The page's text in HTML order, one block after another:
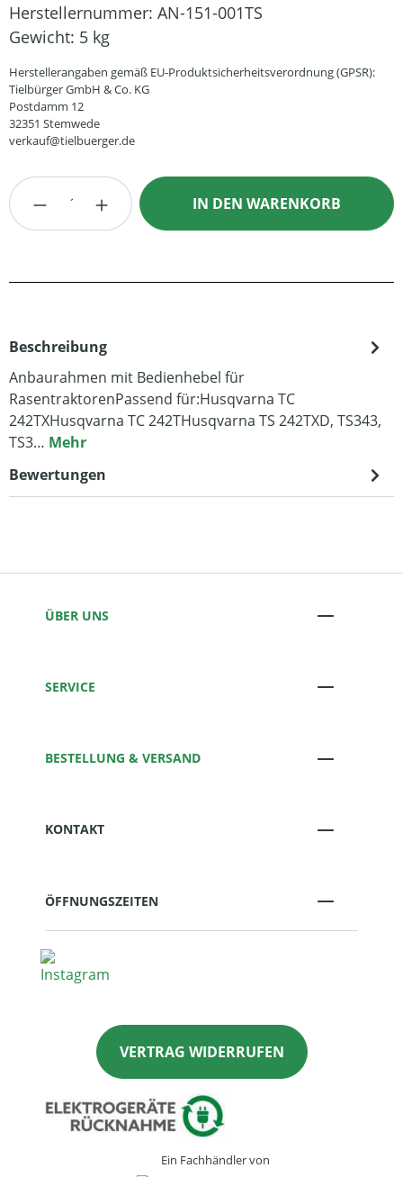
Herstellernummer: AN-151-001TS
Gewicht: 5 kg
Herstellerangaben gemäß EU-Produktsicherheitsverordnung (GPSR):
Tielbürger GmbH & Co. KG
Postdamm 12
32351 Stemwede
verkauf@tielbuerger.de
Produkt Anzahl: Gib den gewünschten
IN DEN WARENKORB
Beschreibung
Anbaurahmen mit Bedienhebel für
RasentraktorenPassend für:Husqvarna TC
242TXHusqvarna TC 242THusqvarna TS 242TXD, TS343,
TS3… Mehr
Bewertungen
ÜBER UNS
SERVICE
BESTELLUNG & VERSAND
KONTAKT
ÖFFNUNGSZEITEN
VERTRAG WIDERRUFEN
Ein Fachhändler von